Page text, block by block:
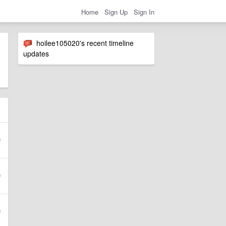
Home Sign Up Sign In
hoilee105020's recent timeline
updates